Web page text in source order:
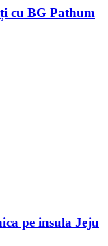
cu BG Pathum
pe insula Jeju